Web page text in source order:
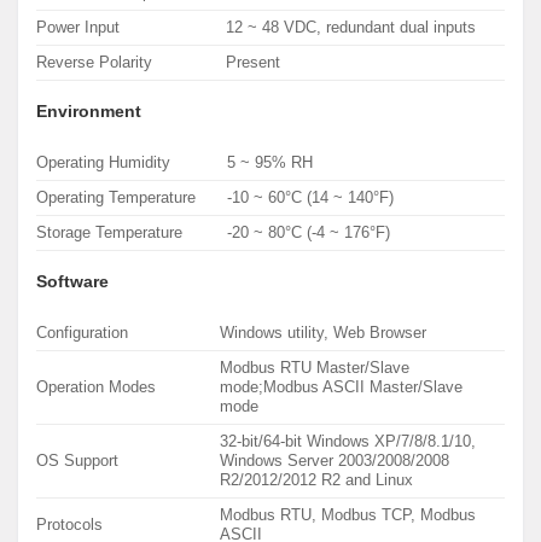
Power Input 12 ~ 48 VDC, redundant dual inputs
Reverse Polarity Present
Environment
Operating Humidity 5 ~ 95% RH
Operating Temperature -10 ~ 60°C (14 ~ 140°F)
Storage Temperature -20 ~ 80°C (-4 ~ 176°F)
Software
Configuration Windows utility, Web Browser
Operation Modes
Modbus RTU Master/Slave
mode;Modbus ASCII Master/Slave
mode
OS Support
32-bit/64-bit Windows XP/7/8/8.1/10,
Windows Server 2003/2008/2008
R2/2012/2012 R2 and Linux
Protocols
Modbus RTU, Modbus TCP, Modbus
ASCII